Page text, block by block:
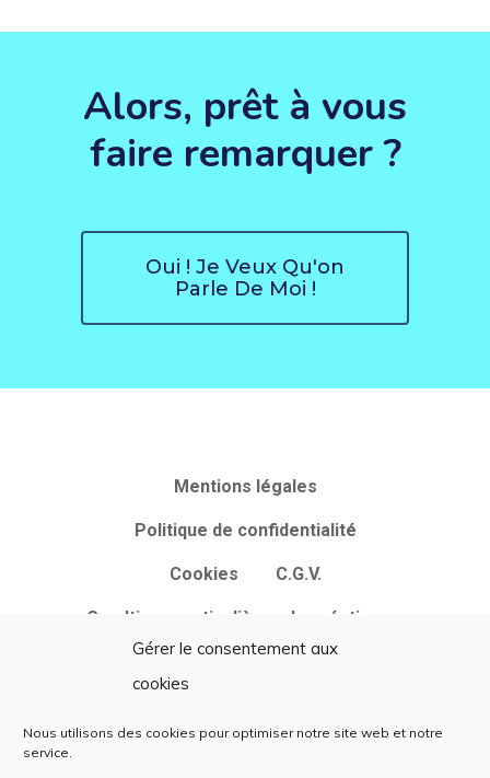
Gérer le consentement aux
cookies
Nous utilisons des cookies pour optimiser notre site web et notre
service.
Alors, prêt à vous
faire remarquer ?
Oui ! Je Veux Qu'on
Parle De Moi !
Adresse
e-
Mentions légales
Politique de confidentialité
Cookies C.G.V.
Condtions particulières de création
de site web et d’utilisation des
services
Contact